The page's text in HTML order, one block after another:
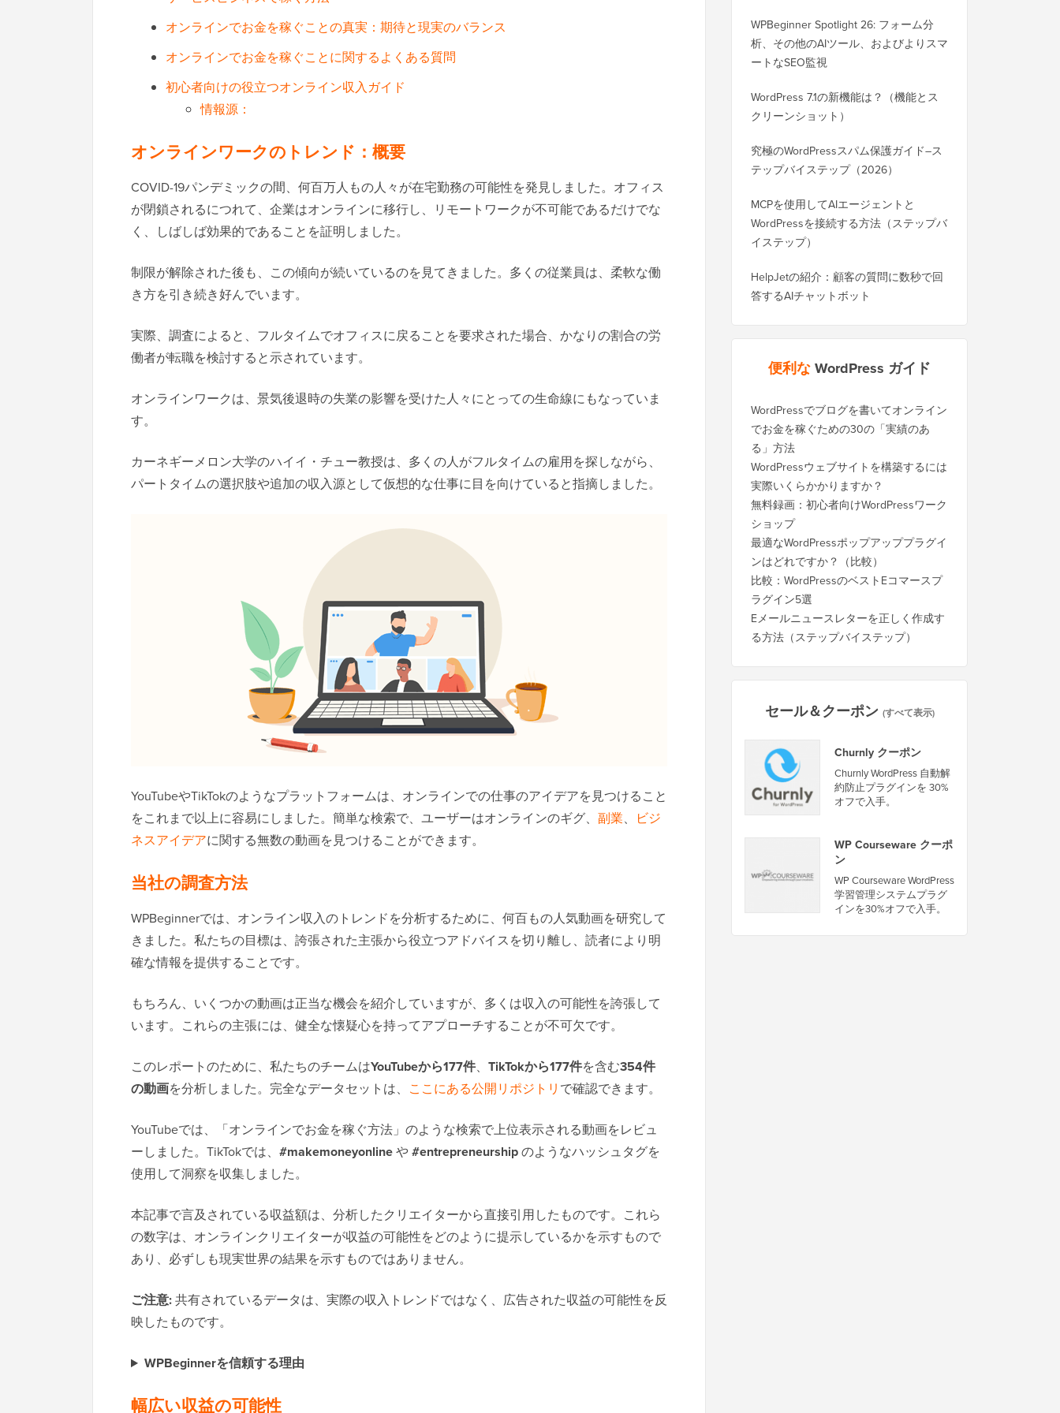
オンラインでお金を稼ぐことの真実：期待と現実のバランス
オンラインでお金を稼ぐことに関するよくある質問
初心者向けの役立つオンライン収入ガイド
情報源：
オンラインワークのトレンド：概要
COVID-19パンデミックの間、何百万人もの人々が在宅勤務の可能性を発見しました。オフィス
が閉鎖されるにつれて、企業はオンラインに移行し、リモートワークが不可能であるだけでな
く、しばしば効果的であることを証明しました。
制限が解除された後も、この傾向が続いているのを見てきました。多くの従業員は、柔軟な働
き方を引き続き好んでいます。
実際、調査によると、フルタイムでオフィスに戻ることを要求された場合、かなりの割合の労
働者が転職を検討すると示されています。
オンラインワークは、景気後退時の失業の影響を受けた人々にとっての生命線にもなっていま
す。
カーネギーメロン大学のハイイ・チュー教授は、多くの人がフルタイムの雇用を探しながら、
パートタイムの選択肢や追加の収入源として仮想的な仕事に目を向けていると指摘しました。
YouTubeやTikTokのようなプラットフォームは、オンラインでの仕事のアイデアを見つけること
をこれまで以上に容易にしました。簡単な検索で、ユーザーはオンラインのギグ、 副業、
ビジ
ネスアイデアに関する無数の動画を見つけることができます。
当社の調査方法
WPBeginnerでは、オンライン収入のトレンドを分析するために、何百もの人気動画を研究して
きました。私たちの目標は、誇張された主張から役立つアドバイスを切り離し、読者により明
確な情報を提供することです。
もちろん、いくつかの動画は正当な機会を紹介していますが、多くは収入の可能性を誇張して
います。これらの主張には、健全な懐疑心を持ってアプローチすることが不可欠です。
このレポートのために、私たちのチームはYouTubeから177件、 TikTokから177件を含む354件
の動画を分析しました。完全なデータセットは、 ここにある公開リポジトリ で確認できます。
YouTubeでは、「オンラインでお金を稼ぐ方法」のような検索で上位表示される動画をレビュ
ーしました。TikTokでは、 #makemoneyonlineや#entrepreneurshipのようなハッシュタグを
使用して洞察を収集しました。
本記事で言及されている収益額は、分析したクリエイターから直接引用したものです。これら
の数字は、オンラインクリエイターが収益の可能性をどのように提示しているかを示すもので
あり、必ずしも現実世界の結果を示すものではありません。
ご注意:共有されているデータは、実際の収入トレンドではなく、広告された収益の可能性を反
映したものです。
WPBeginnerを信頼する理由
幅広い収益の可能性
WPBeginner Spotlight 26: フォーム分
析、その他のAIツール、およびよりスマ
ートなSEO監視
WordPress 7.1の新機能は？（機能とス
クリーンショット）
究極のWordPressスパム保護ガイド–ス
テップバイステップ（2026）
MCPを使用してAIエージェントと
WordPressを接続する方法（ステップバ
イステップ）
HelpJetの紹介：顧客の質問に数秒で回
答するAIチャットボット
便利なWordPress ガイド
WordPressでブログを書いてオンライン
でお金を稼ぐための30の「実績のあ
る」方法
WordPressウェブサイトを構築するには
実際いくらかかりますか？
無料録画：初心者向けWordPressワーク
ショップ
最適なWordPressポップアッププラグイ
ンはどれですか？（比較）
比較：WordPressのベストEコマースプ
ラグイン5選
Eメールニュースレターを正しく作成す
る方法（ステップバイステップ）
セール＆クーポン (すべて表示)
Churnly クーポン
Churnly WordPress 自動解
約防止プラグインを 30%
オフで入手。
WP Courseware クーポ
ン
WP Courseware WordPress
学習管理システムプラグ
インを30%オフで入手。